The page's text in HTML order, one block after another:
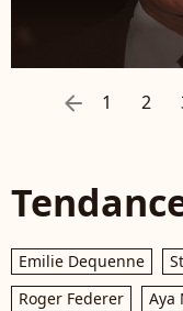
arrow_left 1 2
Emilie Dequenne
Roger Federer
Aya